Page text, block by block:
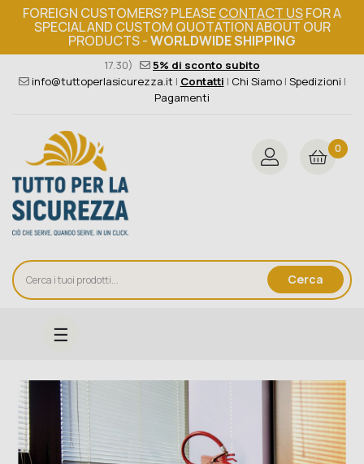
FOREIGN CUSTOMERS? PLEASECONTACT USFOR A
SPECIAL AND CUSTOM QUOTATION ABOUT OUR
PRODUCTS -WORLDWIDE SHIPPING
Ordine minimo 149€+iva 376 004 4000(Lun - Ven / 8.30 -
17.30)
5% di sconto subito
info@tuttoperlasicurezza.it | Contatti | Chi Siamo| Spedizioni |
Pagamenti
Cerca
0
navigazione
☰